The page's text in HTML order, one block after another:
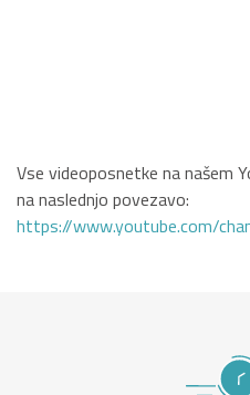
Vse videoposnetke na našem
na naslednjo povezavo:
https://www.youtube.com/